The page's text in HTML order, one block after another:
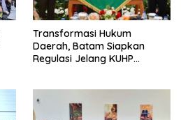
Transformasi Hukum
Daerah, Batam Siapkan
Regulasi Jelang KUHP